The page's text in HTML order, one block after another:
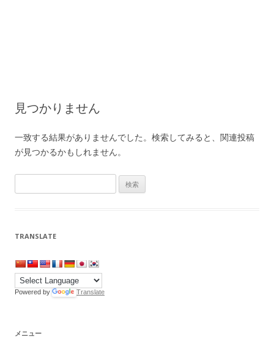
見つかりません
一致する結果がありませんでした。検索してみると、関連投稿
が見つかるかもしれません。
索:
TRANSLATE
Powered by Translate
メニュー